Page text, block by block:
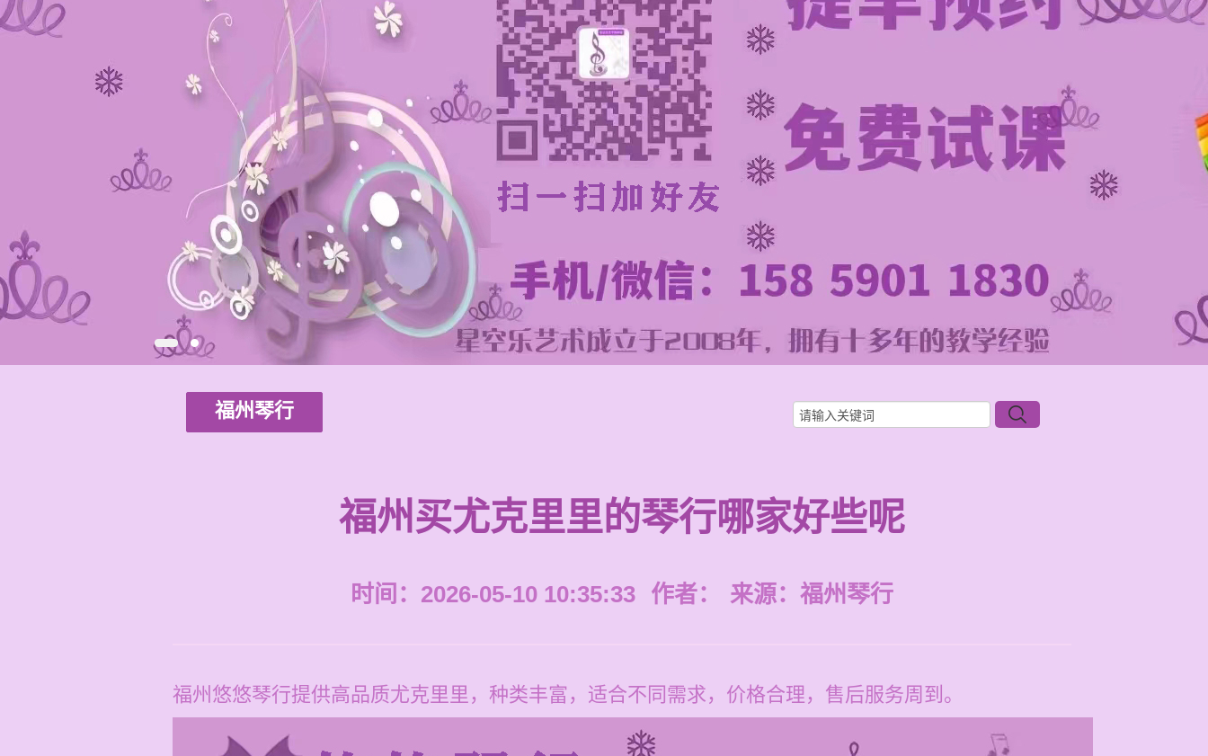
福州琴行
福州买尤克里里的琴行哪家好些呢
时间：2026-05-10 10:35:33 作者： 来源： 福州琴行
福州悠悠琴行提供高品质尤克里里，种类丰富，适合不同需求，价格合理，售后服务周到。